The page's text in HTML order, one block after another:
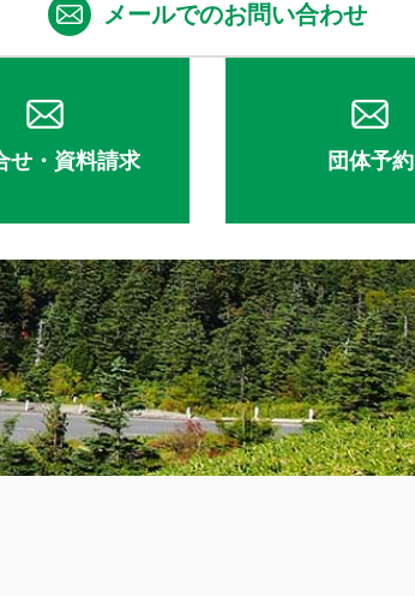
メールでのお問い合わせ
せ・資料請求 団体予約